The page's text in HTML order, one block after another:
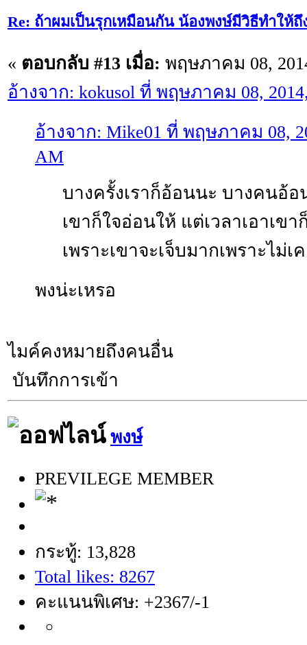
Re: ถ้าผมเป็นรุกเหมือนกัน น้องพงษ์มีวิธีทำให้ถึ
« ตอบกลับ #13 เมื่อ: พฤษภาคม 08,
อ้างจาก: kokusol ที่ พฤษภาคม 08,
อ้างจาก: Mike01 ที่ พฤษภาคม 08,
AM
บางครั้งเราก็อ้อนนะ บางคนอ้อ
เขาก็ใจอ่อนให้ แต่เวลาเอาเขา
เพราะเขาจะเจ็บมากเพราะไม่เ
พงน่ะเหรอ
ไมค์คงหมายถึงคนอื่น
บันทึกการเข้า
พงษ์
PREVILEGE MEMBER
กระทู้: 13,828
Total likes: 8267
คะแนนพิเศษ: +2367/-1